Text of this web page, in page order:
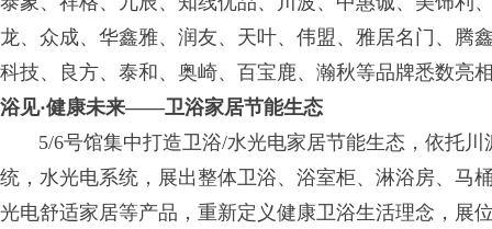
龙、众成、华鑫雅、润友、天叶、伟盟、雅居名门、腾
科技、良方、泰和、奥崎、百宝鹿、瀚秋等品牌悉数亮
浴见·健康未来——卫浴家居节能生态
5/6号馆集中打造卫浴/水光电家居节能生态，依托川
统，水光电系统，展出整体卫浴、浴室柜、淋浴房、马
光电舒适家居等产品，重新定义健康卫浴生活理念，展